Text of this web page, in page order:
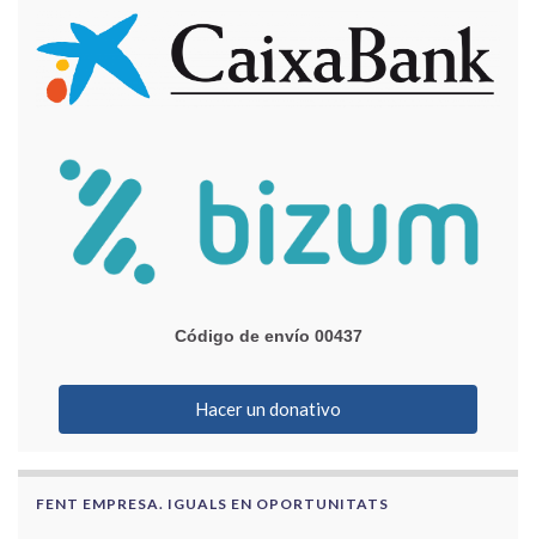
Código de envío 00437
Hacer un donativo
FENT EMPRESA. IGUALS EN OPORTUNITATS